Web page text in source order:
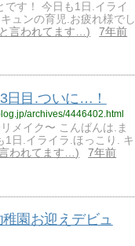
です！ 今日も1日.イライ
ュンの育児.お疲れ様でし
言われてます…
7年前
日目.ついに…！
archives/4446402.html
メイク〜 こんばんは.ま
1日.イライラ.ほっこり. キ
われてます…
7年前
稚園お迎えデビュ